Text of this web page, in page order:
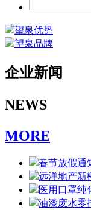
望泉优势
望泉品牌
企业新闻
NEWS
MORE
春节放假通
远洋地产新
医用口罩纯
油漆废水零